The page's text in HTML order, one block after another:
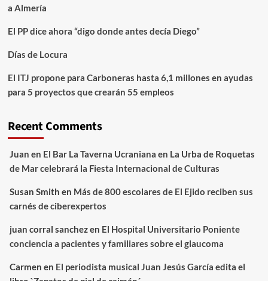
a Almería
El PP dice ahora “digo donde antes decía Diego”
Días de Locura
El ITJ propone para Carboneras hasta 6,1 millones en ayudas
para 5 proyectos que crearán 55 empleos
Recent Comments
Juan en El Bar La Taverna Ucraniana en La Urba de Roquetas
de Mar celebrará la Fiesta Internacional de Culturas
Susan Smith en Más de 800 escolares de El Ejido reciben sus
carnés de ciberexpertos
juan corral sanchezen El Hospital Universitario Poniente
conciencia a pacientes y familiares sobre el glaucoma
Carmen en El periodista musical Juan Jesús García edita el